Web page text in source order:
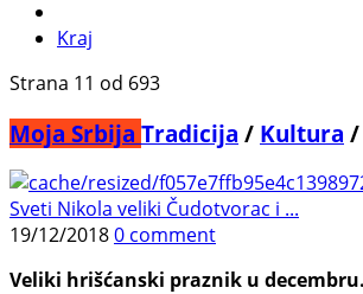
Kraj
Strana 11 od 693
Moja Srbija Tradicija / Kultura /
Sveti Nikola veliki Čudotvorac i ...
19/12/20180 comment
Veliki hrišćanski praznik u